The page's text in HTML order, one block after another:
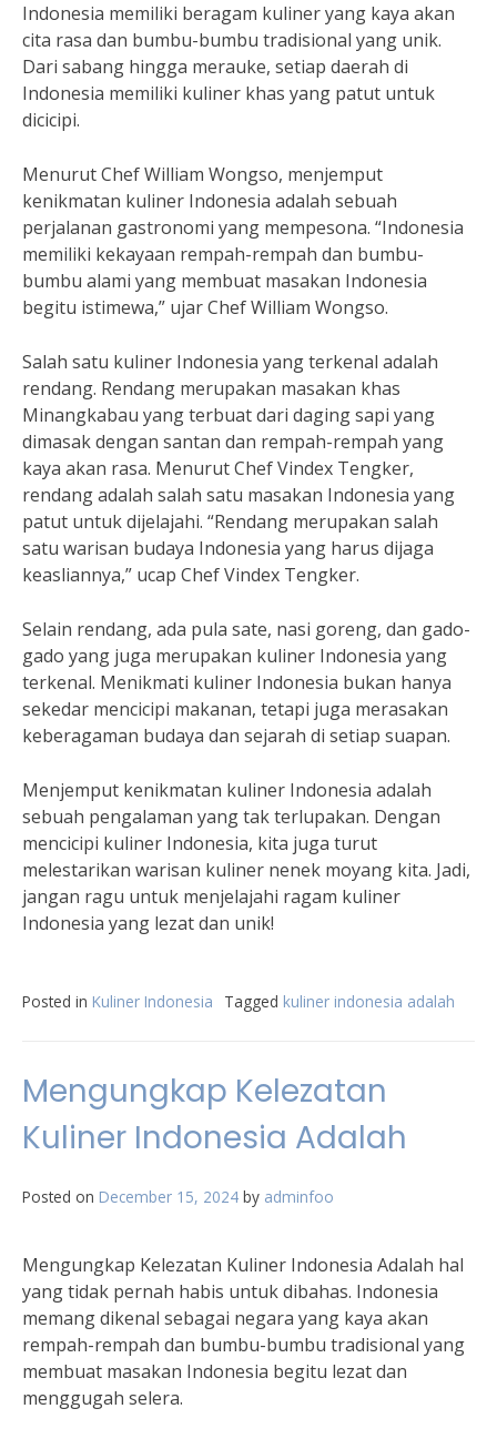
Indonesia memiliki beragam kuliner yang kaya akan
cita rasa dan bumbu-bumbu tradisional yang unik.
Dari sabang hingga merauke, setiap daerah di
Indonesia memiliki kuliner khas yang patut untuk
dicicipi.
Menurut Chef William Wongso, menjemput
kenikmatan kuliner Indonesia adalah sebuah
perjalanan gastronomi yang mempesona. “Indonesia
memiliki kekayaan rempah-rempah dan bumbu-
bumbu alami yang membuat masakan Indonesia
begitu istimewa,” ujar Chef William Wongso.
Salah satu kuliner Indonesia yang terkenal adalah
rendang. Rendang merupakan masakan khas
Minangkabau yang terbuat dari daging sapi yang
dimasak dengan santan dan rempah-rempah yang
kaya akan rasa. Menurut Chef Vindex Tengker,
rendang adalah salah satu masakan Indonesia yang
patut untuk dijelajahi. “Rendang merupakan salah
satu warisan budaya Indonesia yang harus dijaga
keasliannya,” ucap Chef Vindex Tengker.
Selain rendang, ada pula sate, nasi goreng, dan gado-
gado yang juga merupakan kuliner Indonesia yang
terkenal. Menikmati kuliner Indonesia bukan hanya
sekedar mencicipi makanan, tetapi juga merasakan
keberagaman budaya dan sejarah di setiap suapan.
Menjemput kenikmatan kuliner Indonesia adalah
sebuah pengalaman yang tak terlupakan. Dengan
mencicipi kuliner Indonesia, kita juga turut
melestarikan warisan kuliner nenek moyang kita. Jadi,
jangan ragu untuk menjelajahi ragam kuliner
Indonesia yang lezat dan unik!
Posted in Kuliner Indonesia Tagged kuliner indonesia adalah
Mengungkap Kelezatan
Kuliner Indonesia Adalah
Posted on December 15, 2024 by adminfoo
Mengungkap Kelezatan Kuliner Indonesia Adalah hal
yang tidak pernah habis untuk dibahas. Indonesia
memang dikenal sebagai negara yang kaya akan
rempah-rempah dan bumbu-bumbu tradisional yang
membuat masakan Indonesia begitu lezat dan
menggugah selera.